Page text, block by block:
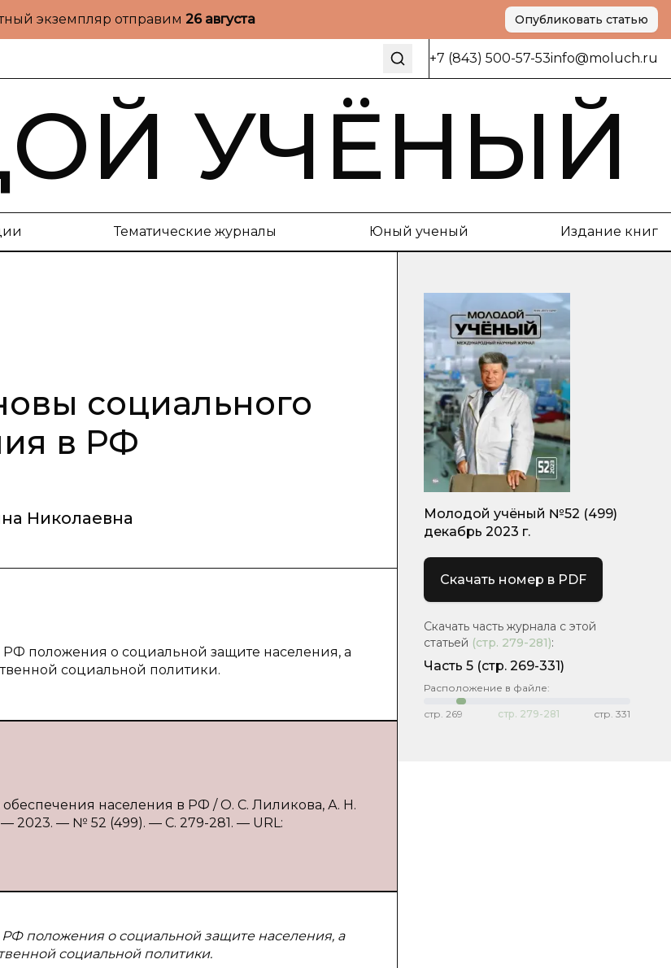
экземпляр отправим 26 августа Опубликовать статью
+7 (843) 500-57-53info@moluch.ru
УЧЁНЫЙ
Тематические журналы Юный ученый Издание книг
социального
в РФ
Николаевна
РФ положения о социальной защите населения, а
социальной политики.
населения в РФ / О. С. Лиликова, А. Н.
2023. — № 52 (499). — С. 279-281. — URL:
РФ положения о социальной защите населения, а
социальной политики.
Молодой учёный №52 (499)
декабрь 2023 г.
Скачать номер в PDF
Скачать часть журнала с этой
статьей (стр. 279-281):
Часть 5 (стр. 269-331)
Расположение в файле:
стр. 269 стр. 279-281 стр. 331